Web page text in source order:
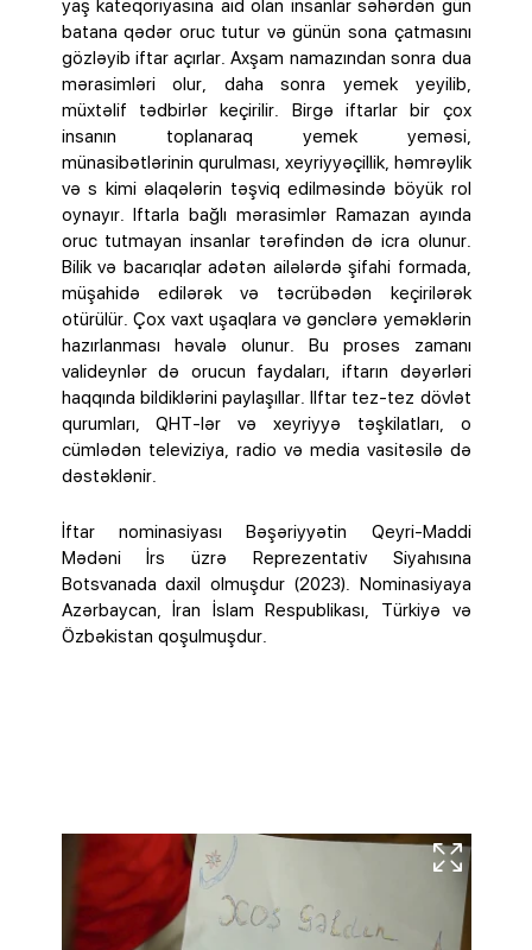
yaş kateqoriyasına aid olan insanlar səhərdən gün
batana qədər oruc tutur və günün sona çatmasını
gözləyib iftar açırlar. Axşam namazından sonra dua
mərasimləri olur, daha sonra yemek yeyilib,
müxtəlif tədbirlər keçirilir. Birgə iftarlar bir çox
insanın toplanaraq yemek yeməsi,
münasibətlərinin qurulması, xeyriyyəçillik, həmrəylik
və s kimi əlaqələrin təşviq edilməsində böyük rol
oynayır. Iftarla bağlı mərasimlər Ramazan ayında
oruc tutmayan insanlar tərəfindən də icra olunur.
Bilik və bacarıqlar adətən ailələrdə şifahi formada,
müşahidə edilərək və təcrübədən keçirilərək
otürülür. Çox vaxt uşaqlara və gənclərə yeməklərin
hazırlanması həvalə olunur. Bu proses zamanı
valideynlər də orucun faydaları, iftarın dəyərləri
haqqında bildiklərini paylaşıllar. Ilftar tez-tez dövlət
qurumları, QHT-lər və xeyriyyə təşkilatları, o
cümlədən televiziya, radio və media vasitəsilə də
dəstəklənir.
İftar nominasiyası Bəşəriyyətin Qeyri-Maddi
Mədəni İrs üzrə Reprezentativ Siyahısına
Botsvanada daxil olmuşdur (2023). Nominasiyaya
Azərbaycan, İran İslam Respublikası, Türkiyə və
Özbəkistan qoşulmuşdur.